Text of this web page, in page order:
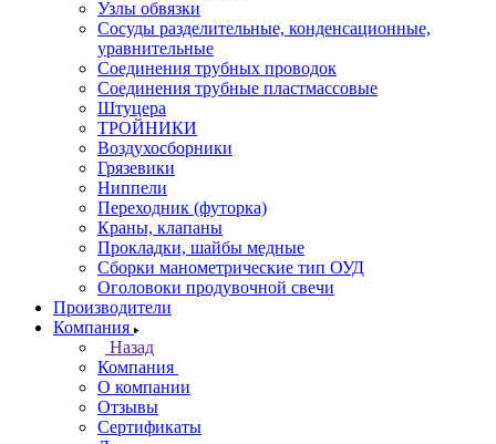
Узлы обвязки
Сосуды разделительные, конденсационные,
уравнительные
Соединения трубных проводок
Соединения трубные пластмассовые
Штуцера
ТРОЙНИКИ
Воздухосборники
Грязевики
Ниппели
Переходник (футорка)
Краны, клапаны
Прокладки, шайбы медные
Сборки манометрические тип ОУД
Оголовоки продувочной свечи
Производители
Компания
Назад
Компания
О компании
Отзывы
Сертификаты